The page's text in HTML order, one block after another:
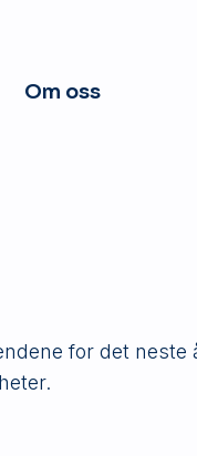
Om oss
for det neste